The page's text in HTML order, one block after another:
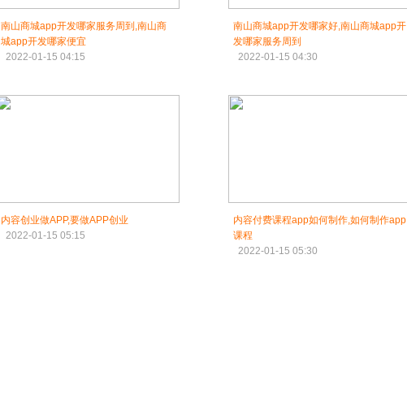
南山商城app开发哪家服务周到,南山商
城app开发哪家便宜
2022-01-15 04:15
南山商城app开发哪家好,南山商城app开
发哪家服务周到
2022-01-15 04:30
内容创业做APP,要做APP创业
2022-01-15 05:15
内容付费课程app如何制作,如何制作app
课程
2022-01-15 05:30